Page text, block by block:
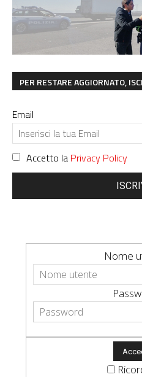
PER RESTARE AGGIORNATO,
Email
Accetto la Privacy Policy
Nome